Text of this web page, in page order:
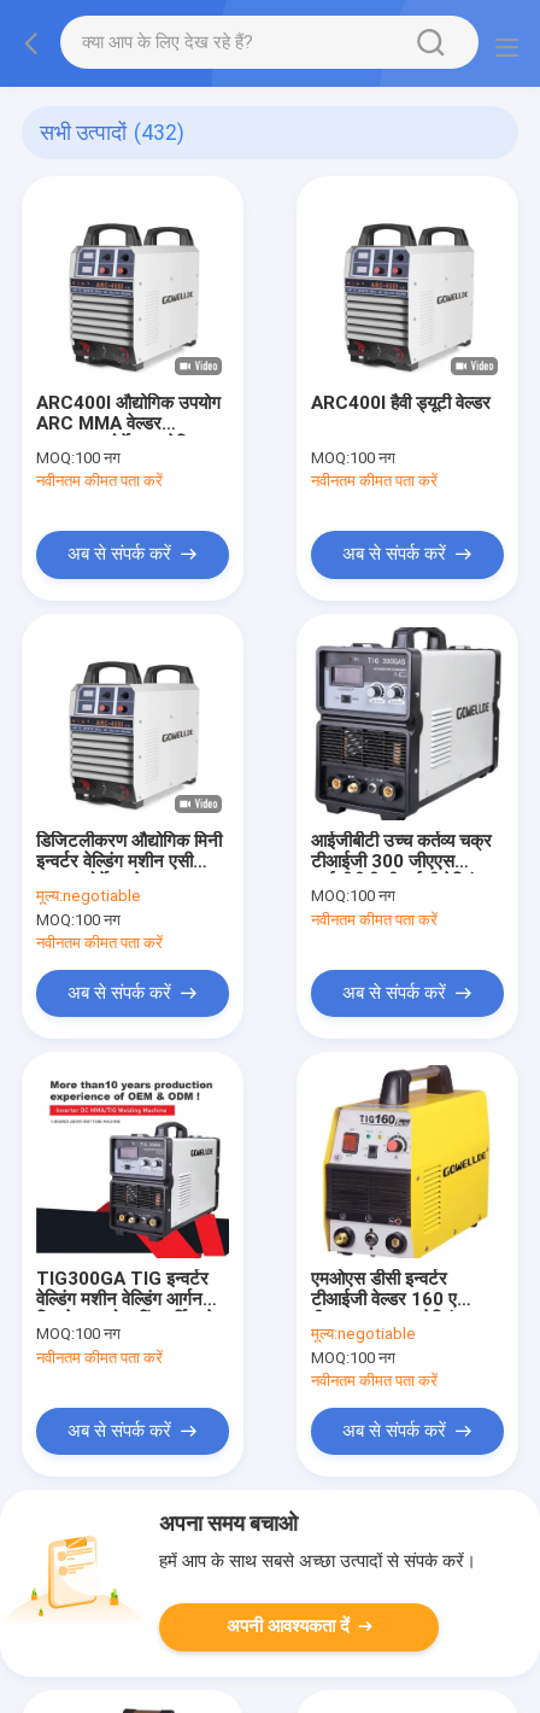
सभी उत्पादों (432)
ARC400I औद्योगिक उपयोग
ARC MMA वेल्डर
वेल्डिंग मशीन
MOQ:100 नग
नवीनतम कीमत पता करें
अब से संपर्क करें
ARC400I हैवी ड्यूटी वेल्डर
MOQ:100 नग
नवीनतम कीमत पता करें
अब से संपर्क करें
डिजिटलीकरण औद्योगिक मिनी
इन्वर्टर वेल्डिंग मशीन एसी
मूल्य:negotiable
MOQ:100 नग
नवीनतम कीमत पता करें
अब से संपर्क करें
आईजीबीटी उच्च कर्तव्य चक्र
टीआईजी 300 जीएएस
मशीन इन्वर्टर वेल्डिंग आर्गन
टिग वेल्डर सोल्डरिंग कार्य के
MOQ:100 नग
नवीनतम कीमत पता करें
अब से संपर्क करें
TIG300GA TIG इन्वर्टर
वेल्डिंग मशीन वेल्डिंग आर्गन
लिए:
MOQ:100 नग
नवीनतम कीमत पता करें
अब से संपर्क करें
एमओएस डीसी इन्वर्टर
टीआईजी वेल्डर 160 ए
गोवेलडे सीई
मूल्य:negotiable
MOQ:100 नग
नवीनतम कीमत पता करें
अब से संपर्क करें
अपना समय बचाओ
हमें आप के साथ सबसे अच्छा उत्पादों से संपर्क करें।
अपनी आवश्यकता दें